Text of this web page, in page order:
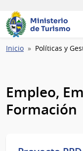
Ministerio
de Turismo
Ruta
Inicio Políticas y
Empleo,
Formación